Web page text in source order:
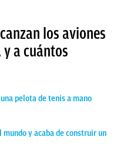
los aviones
y a cuántos
pelota de tenis a mano
y acaba de construir un